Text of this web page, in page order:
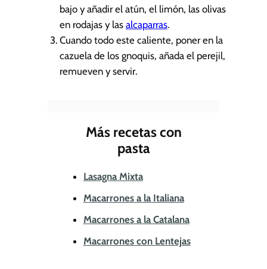
bajo y añadir el atún, el limón, las olivas
en rodajas y las alcaparras.
Cuando todo este caliente, poner en la
cazuela de los gnoquis, añada el perejil,
remueven y servir.
Más recetas con
pasta
Lasagna Mixta
Macarrones a la Italiana
Macarrones a la Catalana
Macarrones con Lentejas